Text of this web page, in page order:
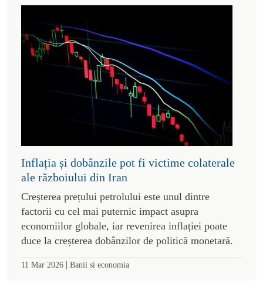
Inflația și dobânzile pot fi victime colaterale
ale războiului din Iran
Creșterea prețului petrolului este unul dintre
factorii cu cel mai puternic impact asupra
economiilor globale, iar revenirea inflației poate
duce la creșterea dobânzilor de politică monetară.
11 Mar 2026 | Banii si economia